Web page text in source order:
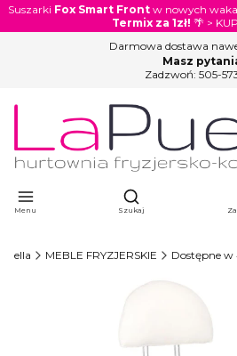
Suszarki Fox Smart Frontw nowych
Termix za 1zł! 🌴 >
Darmowa dostawa
Masz
Zadzwoń: 505-
Menu
Otwórz wyszukiwarkę
Szukaj
MEBLE FRYZJERSKIE Dostępne w